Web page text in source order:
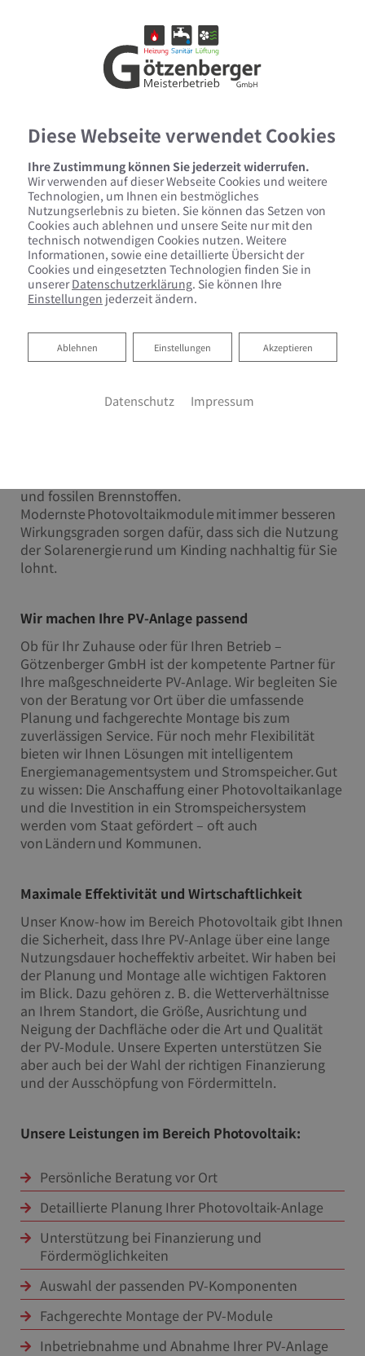
Götzenberger GmbH
und fossilen Brennstoffen.
Modernste Photovoltaikmodule mit immer besseren
Wirkungsgraden sorgen dafür, dass sich die Nutzung
der Solarenergie rund um Kinding nachhaltig für Sie
lohnt.
Wir machen Ihre PV-Anlage passend
Ob für Ihr Zuhause oder für Ihren Betrieb –
Götzenberger GmbH ist der kompetente Partner für
Ihre maßgeschneiderte PV-Anlage. Wir begleiten Sie
von der Beratung vor Ort über die umfassende
Planung und fachgerechte Montage bis zum
zuverlässigen Service. Für noch mehr Flexibilität
bieten wir Ihnen Lösungen mit intelligentem
Energiemanagementsystem und Stromspeicher. Gut
zu wissen: Die Anschaffung einer Photovoltaikanlage
und die Investition in ein Stromspeichersystem
werden vom Staat gefördert – oft auch
von Ländern und Kommunen.
Maximale Effektivität und Wirtschaftlichkeit
Unser Know-how im Bereich Photovoltaik gibt Ihnen
die Sicherheit, dass Ihre PV-Anlage über eine lange
Nutzungsdauer hocheffektiv arbeitet. Wir haben bei
der Planung und Montage alle wichtigen Faktoren
im Blick. Dazu gehören z. B. die Wetterverhältnisse
an Ihrem Standort, die Größe, Ausrichtung und
Neigung der Dachfläche oder die Art und Qualität
der PV-Module. Unsere Experten unterstützen Sie
aber auch bei der Wahl der richtigen Finanzierung
und der Ausschöpfung von Fördermitteln.
Unsere Leistungen im Bereich Photovoltaik:
Persönliche Beratung vor Ort
Detaillierte Planung Ihrer Photovoltaik-Anlage
Unterstützung bei Finanzierung und
Fördermöglichkeiten
Auswahl der passenden PV-Komponenten
Fachgerechte Montage der PV-Module
Inbetriebnahme und Abnahme Ihrer PV-Anlage
Diese Webseite verwendet Cookies
Ihre Zustimmung können Sie jederzeit widerrufen.
Wir verwenden auf dieser Webseite Cookies und weitere
Technologien, um Ihnen ein bestmögliches
Nutzungserlebnis zu bieten. Sie können das Setzen von
Cookies auch ablehnen und unsere Seite nur mit den
technisch notwendigen Cookies nutzen. Weitere
Informationen, sowie eine detaillierte Übersicht der
Cookies und eingesetzten Technologien finden Sie in
unsererDatenschutzerklärung. Sie können Ihre
Einstellungen jederzeit ändern.
Akzeptieren
Einstellungen
Ablehnen
Ablehnen
Datenschutz Impressum